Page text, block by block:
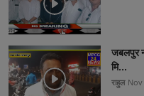
जबलपुर
मि...
राहुल Nov